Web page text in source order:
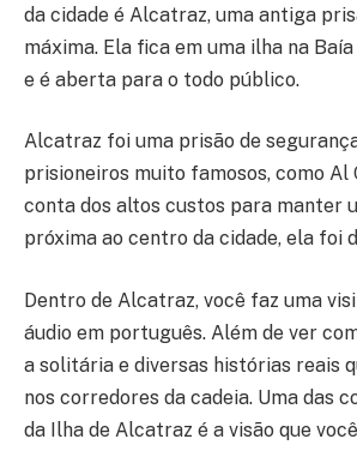
da cidade é Alcatraz, uma antiga
máxima. Ela fica em uma ilha na
e é aberta para o todo público.
Alcatraz foi uma prisão de
prisioneiros muito famosos, como Al
conta dos altos custos para manter
próxima ao centro da cidade, ela foi
Dentro de Alcatraz, você faz uma
áudio em português. Além de ver
a solitária e diversas histórias reais
nos corredores da cadeia. Uma das
da Ilha de Alcatraz é a visão que